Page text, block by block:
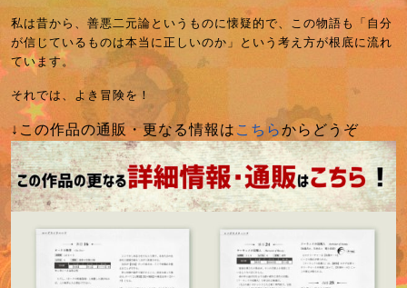
私は昔から、善悪二元論というものに懐疑的で、この物語も「自分
が信じているものは本当に正しいのか」という考え方が根底に流れ
ています。
それでは、よき冒険を！
↓この作品の通販・更なる情報はこちらからどうぞ